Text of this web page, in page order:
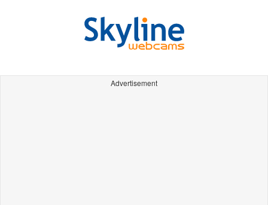
Advertisement